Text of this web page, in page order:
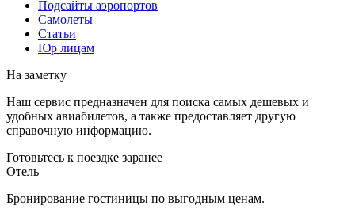
Подсайты аэропортов
Самолеты
Статьи
Юр лицам
На заметку
Наш сервис предназначен для поиска самых дешевых и
удобных авиабилетов, а также предоставляет другую
справочную информацию.
Готовьтесь к поездке заранее
Отель
Бронирование гостиницы по выгодным ценам.